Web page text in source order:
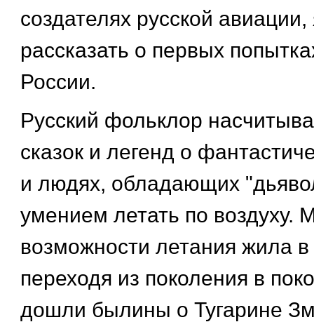
создателях русской
рассказать о первых
России.
Русский фольклор
сказок и легенд о
и людях, обладающих
умением летать по воздуху.
возможности летания жила
переходя из поколения в
дошли былины о Тугарине